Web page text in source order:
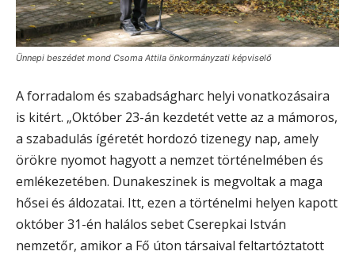
Ünnepi beszédet mond Csoma Attila önkormányzati képviselő
A forradalom és szabadságharc helyi vonatkozásaira
is kitért. „Október 23-án kezdetét vette az a mámoros,
a szabadulás ígéretét hordozó tizenegy nap, amely
örökre nyomot hagyott a nemzet történelmében és
emlékezetében. Dunakeszinek is megvoltak a maga
hősei és áldozatai. Itt, ezen a történelmi helyen kapott
október 31-én halálos sebet Cserepkai István
nemzetőr, amikor a Fő úton társaival feltartóztatott